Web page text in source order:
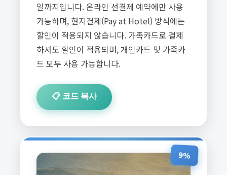
일까지입니다. 온라인 선결제 예약에만 사용
가능하며, 현지결제(Pay at Hotel) 방식에는
할인이 적용되지 않습니다. 가족카드로 결제
하셔도 할인이 적용되며, 개인카드 및 가족카
드 모두 사용 가능합니다.
📋 코드 복사
9%